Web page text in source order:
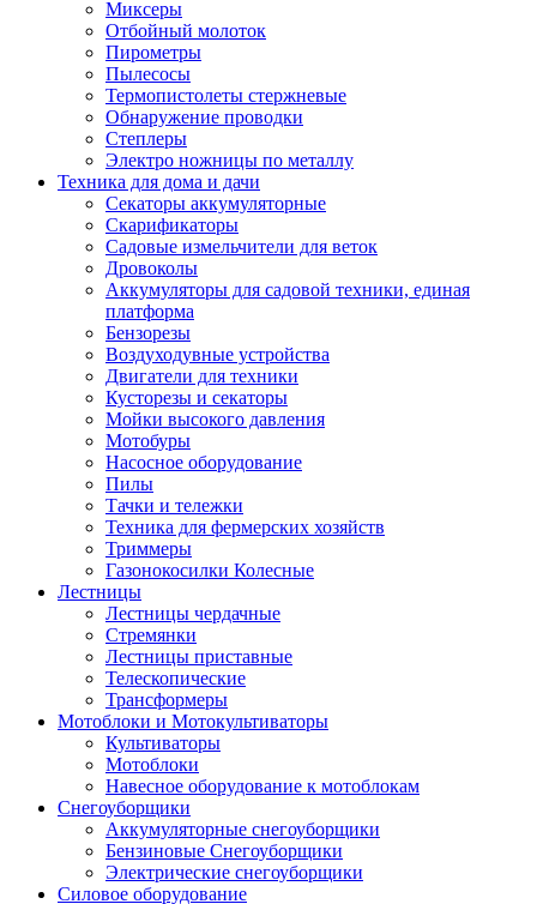
Миксеры
Отбойный молоток
Пирометры
Пылесосы
Термопистолеты стержневые
Обнаружение проводки
Степлеры
Электро ножницы по металлу
Техника для дома и дачи
Секаторы аккумуляторные
Скарификаторы
Садовые измельчители для веток
Дровоколы
Аккумуляторы для садовой техники, единая
платформа
Бензорезы
Воздуходувные устройства
Двигатели для техники
Кусторезы и секаторы
Мойки высокого давления
Мотобуры
Насосное оборудование
Пилы
Тачки и тележки
Техника для фермерских хозяйств
Триммеры
Газонокосилки Колесные
Лестницы
Лестницы чердачные
Стремянки
Лестницы приставные
Телескопические
Трансформеры
Мотоблоки и Мотокультиваторы
Культиваторы
Мотоблоки
Навесное оборудование к мотоблокам
Снегоуборщики
Аккумуляторные снегоуборщики
Бензиновые Снегоуборщики
Электрические снегоуборщики
Силовое оборудование